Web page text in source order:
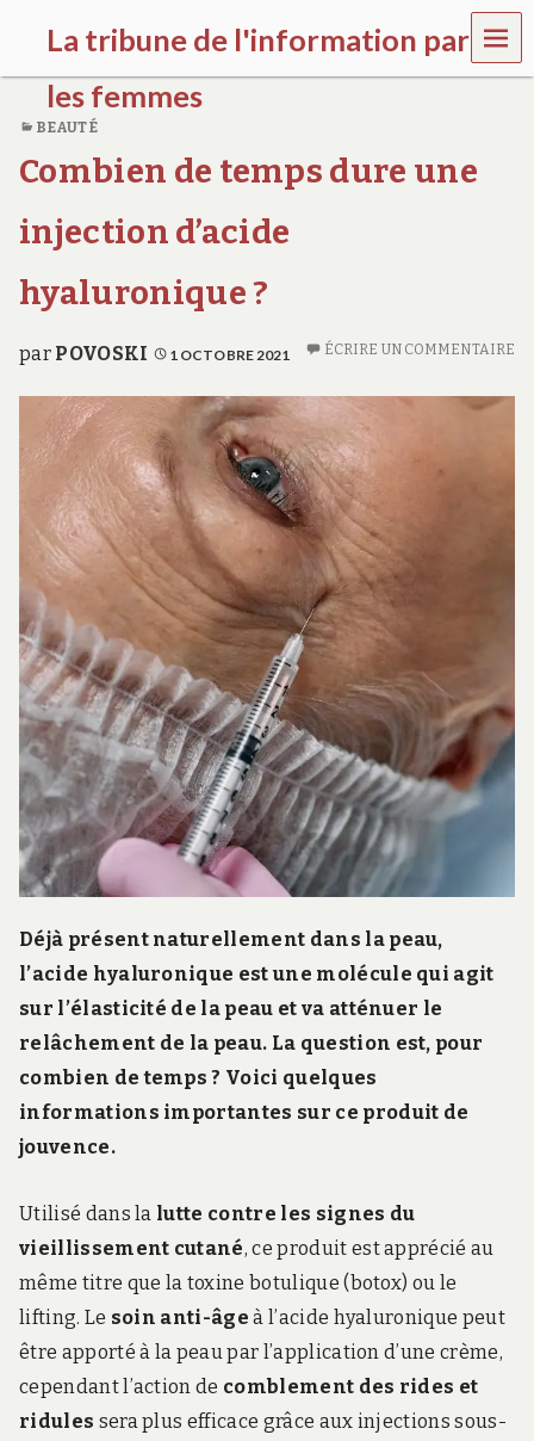
La tribune de l'information par
les femmes
a
t
i
n
w
m
n
s
a
r
s
.
f
r
MEN
U
BEAUTÉ
Combien de temps dure une
injection d’acide
hyaluronique ?
par POVOSKI 1 OCTOBRE 2021 ÉCRIRE UN COMMENTAIRE
Déjà présent naturellement dans la peau,
l’acide hyaluronique est une molécule qui agit
sur l’élasticité de la peau et va atténuer le
relâchement de la peau. La question est, pour
combien de temps ? Voici quelques
informations importantes sur ce produit de
jouvence.
Utilisé dans la lutte contre les signes du
vieillissement cutané, ce produit est apprécié au
même titre que la toxine botulique (botox) ou le
lifting. Le soin anti-âge à l’acide hyaluronique peut
être apporté à la peau par l’application d’une crème,
cependant l’action de comblement des rides et
ridules sera plus efficace grâce aux injections sous-